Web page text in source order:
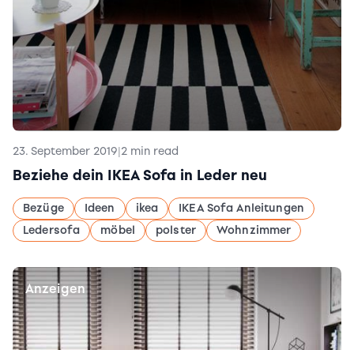
23. September 2019|2 min read
Beziehe dein IKEA Sofa in Leder neu
Bezüge Ideen ikea
IKEA Sofa Anleitungen
Ledersofa
möbel polster Wohnzimmer
Anzeigen